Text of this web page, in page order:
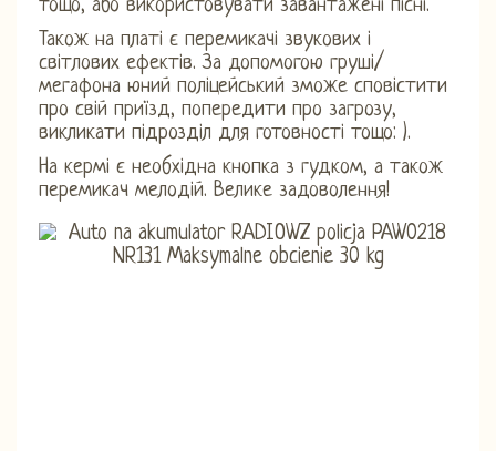
тощо, або використовувати завантажені пісні.
Також на платі є перемикачі звукових і
світлових ефектів. За допомогою груші/
мегафона юний поліцейський зможе сповістити
про свій приїзд, попередити про загрозу,
викликати підрозділ для готовності тощо: ).
На кермі є необхідна кнопка з гудком, а також
перемикач мелодій. Велике задоволення!